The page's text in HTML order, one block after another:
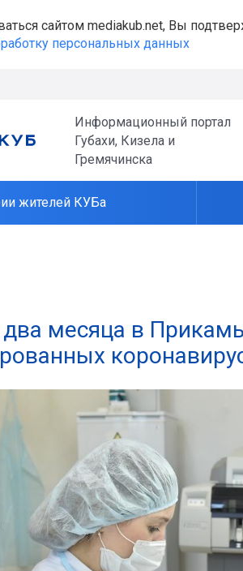
сайтом mediakub.net, Вы
персональных данных
Информационный портал
Губахи, Кизела и
Гремячинска
жителей КУБа
месяца в